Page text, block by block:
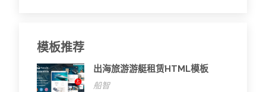
模板推荐
出海旅游游艇租赁HTML模板
船智